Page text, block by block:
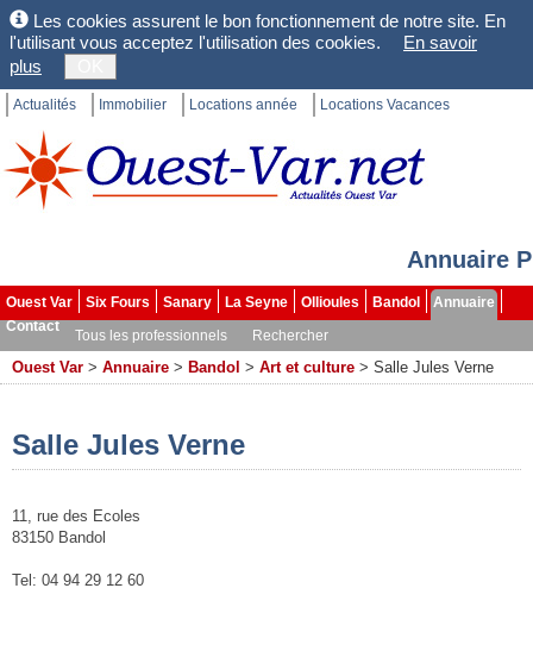
Les cookies assurent le bon fonctionnement de notre site. En
l'utilisant vous acceptez l'utilisation des cookies.
En savoir
plus
Actualités Immobilier Locations année Locations Vacances
Annuaire
Ouest Var Six Fours Sanary La Seyne Ollioules Bandol
Annuaire
Contact
Tous les professionnels Rechercher
Ouest Var > Annuaire > Bandol > Art et culture > Salle Jules Verne
Salle Jules Verne
11, rue des Ecoles
83150 Bandol
Tel: 04 94 29 12 60